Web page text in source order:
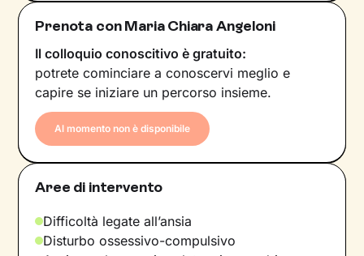
Prenota con Maria Chiara Angeloni
Il colloquio conoscitivo è gratuito:
potrete cominciare a conoscervi meglio e
capire se iniziare un percorso insieme.
Al momento non è disponibile
Aree di intervento
Difficoltà legate all’ansia
Disturbo ossessivo-compulsivo